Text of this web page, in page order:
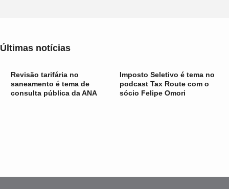
Últimas notícias
Revisão tarifária no
saneamento é tema de
consulta pública da ANA
Imposto Seletivo é tema no
podcast Tax Route com o
sócio Felipe Omori